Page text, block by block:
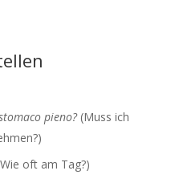
pieno?(Muss ich
oft am Tag?)